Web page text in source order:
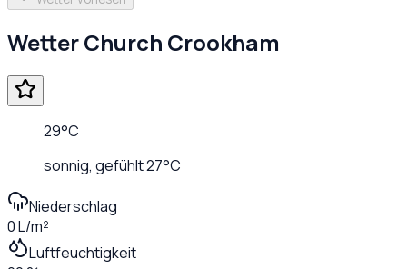
WetterChurch Crookham
29°C
sonnig, gefühlt27°C
Niederschlag
0 L/m²
Luftfeuchtigkeit